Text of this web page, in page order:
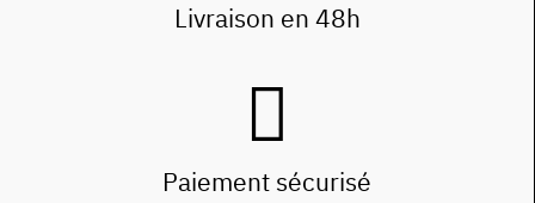
Livraison en 48h
Paiement sécurisé